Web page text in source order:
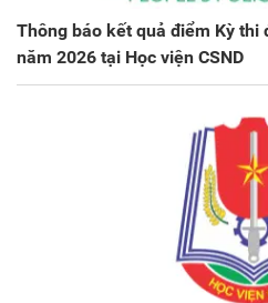
Thông báo kết quả điểm Kỳ thi
năm 2026 tại Học viện CSND